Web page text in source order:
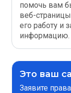
помочь вам
веб-
его работу и
информацию.
Это ваш
Заявите